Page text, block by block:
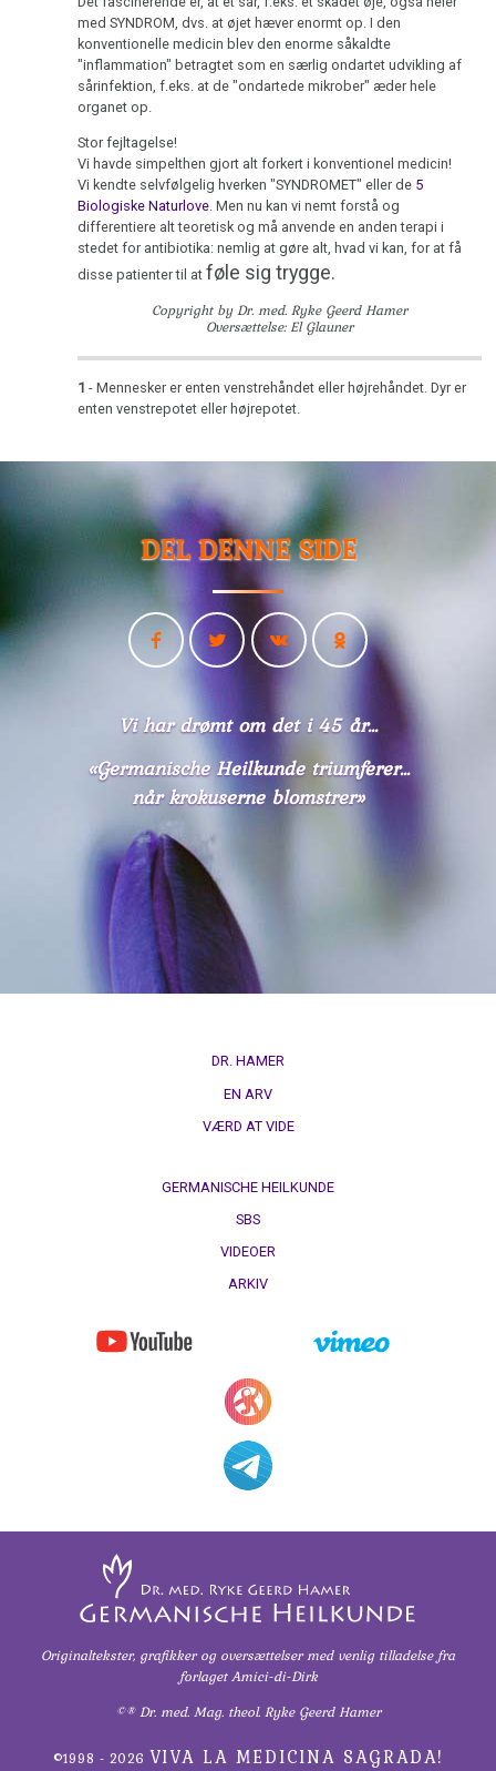
med SYNDROM, dvs. at øjet hæver enormt op. I den
konventionelle medicin blev den enorme såkaldte
"inflammation" betragtet som en særlig ondartet udvikling af
sårinfektion, f.eks. at de "ondartede mikrober" æder hele
organet op.
Stor fejltagelse!
Vi havde simpelthen gjort alt forkert i konventionel medicin!
Vi kendte selvfølgelig hverken "SYNDROMET" eller de 5
Biologiske Naturlove . Men nu kan vi nemt forstå og
differentiere alt teoretisk og må anvende en anden terapi i
stedet for antibiotika: nemlig at gøre alt, hvad vi kan, for at få
disse patienter til atføle sig trygge.
Copyright by Dr. med. Ryke Geerd Hamer
Oversættelse: El Glauner
1 - Mennesker er enten venstrehåndet eller højrehåndet. Dyr er
enten venstrepotet eller højrepotet.
DEL DENNE SIDE
Vi har drømt om det i 45 år...
«Germanische Heilkunde triumferer...
når krokuserne blomstrer»
DR. HAMER
EN ARV
VÆRD AT VIDE
GERMANISCHE HEILKUNDE
SBS
VIDEOER
ARKIV
Originaltekster, grafikker og oversættelsermed venlig tilladelse fra
forlaget Amici-di-Dirk
©® Dr. med. Mag. theol. Ryke Geerd Hamer
©1998 - 2026 VIVA LA MEDICINA SAGRADA!